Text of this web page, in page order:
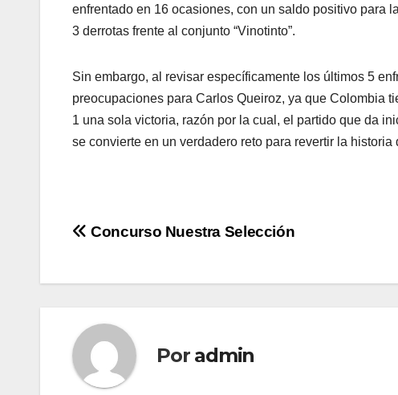
enfrentado en 16 ocasiones, con un saldo positivo para
3 derrotas frente al conjunto “Vinotinto”.
Sin embargo, al revisar específicamente los últimos 5
preocupaciones para Carlos Queiroz, ya que Colombia
1 una sola victoria, razón por la cual, el partido que da
se convierte en un verdadero reto para revertir la historia
Concurso Nuestra Selección
Por admin